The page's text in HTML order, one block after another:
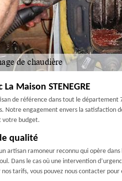
Maison STENEGRE
de référence dans tout le département
engagement envers la satisfaction
votre budget.
qualité
artisan ramoneur reconnu qui opère
Dans le cas où une intervention
tarifs, vous pouvez nous contacter